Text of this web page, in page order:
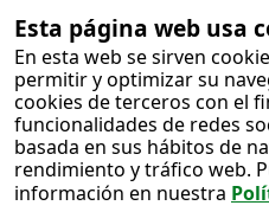
Esta página web usa
En esta web se sirven
permitir y optimizar su
cookies de terceros con el
funcionalidades de redes
basada en sus hábitos de
rendimiento y tráfico web.
información en nuestra